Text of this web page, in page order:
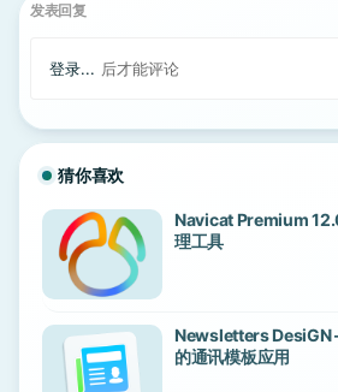
发表回复
登录... 后才能评论
猜你喜欢
Navicat Premium
理工具
Newsletters DesiGN
的通讯模板应用